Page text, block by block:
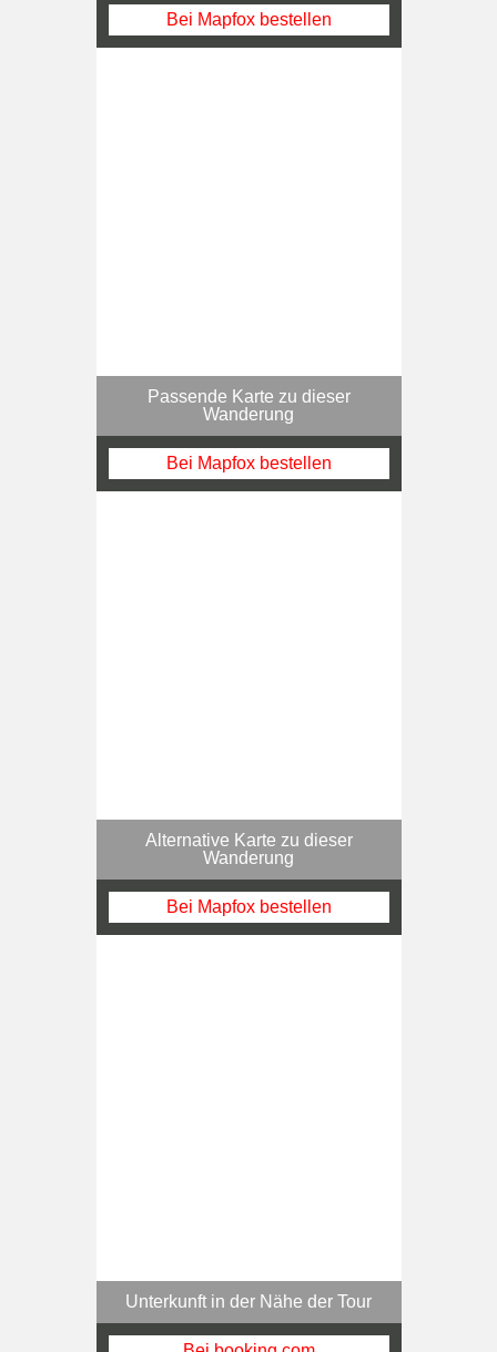
Bei Mapfox bestellen
Passende Karte zu dieser
Wanderung
Bei Mapfox bestellen
Alternative Karte zu dieser
Wanderung
Bei Mapfox bestellen
Unterkunft in der Nähe der Tour